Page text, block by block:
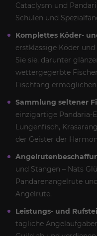
Cataclysm und
Schulen und
Komplettes Köder-
erstklassige Köder
Sie sie, darunter
wettergegerbte
Fischfang ermöglichen.
Sammlung seltener
einzigartige Pandaria-
Lungenfisch,
der Geister der
und Stangen – Nats
Pandarenangelrute
Angelrute.
Leistungs- und
tägliche